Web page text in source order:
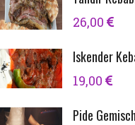
26,00
Iskender
19,00
Pide